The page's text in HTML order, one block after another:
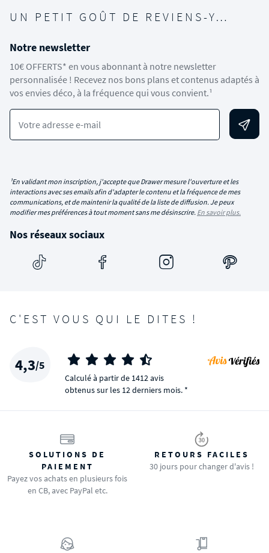
UN PETIT GOÛT DE REVIENS-Y…
Notre newsletter
10€ OFFERTS* en vous abonnant à notre newsletter
personnalisée ! Recevez nos bons plans et contenus adaptés à
vos envies déco, à la fréquence qui vous convient.¹
Votre adresse e-mail
¹En validant mon inscription, j'accepte que Drawer mesure l'ouverture et les
interactions avec ses emails afin d'adapter le contenu et la fréquence de mes
communications, et de maintenir la qualité de la liste de diffusion. Je peux
modifier mes préférences à tout moment sans me désinscrire. En savoir plus.
Nos réseaux sociaux
C'EST VOUS QUI LE DITES !
4,3/5
Calculé à partir de 1412 avis
obtenus sur les 12 derniers mois. *
SOLUTIONS DE
PAIEMENT
Payez vos achats en plusieurs fois
en CB, avec PayPal etc.
RETOURS FACILES
30 jours pour changer d'avis !